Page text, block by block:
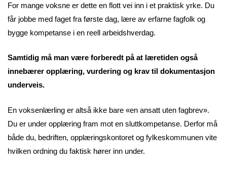
For mange voksne er dette en flott vei inn i et praktisk yrke. Du
får jobbe med faget fra første dag, lære av erfarne fagfolk og
bygge kompetanse i en reell arbeidshverdag.
Samtidig må man være forberedt på at læretiden også
innebærer opplæring, vurdering og krav til dokumentasjon
underveis.
En voksenlærling er altså ikke bare «en ansatt uten fagbrev».
Du er under opplæring fram mot en sluttkompetanse. Derfor må
både du, bedriften, opplæringskontoret og fylkeskommunen vite
hvilken ordning du faktisk hører inn under.